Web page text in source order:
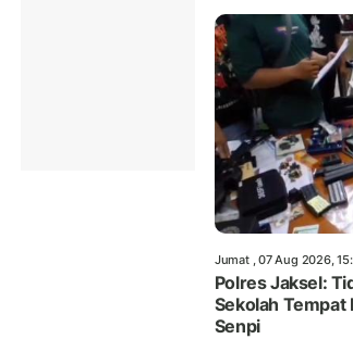
Jumat , 07 Aug 2026,
Polres Jaksel:
Sekolah Tempat
Senpi